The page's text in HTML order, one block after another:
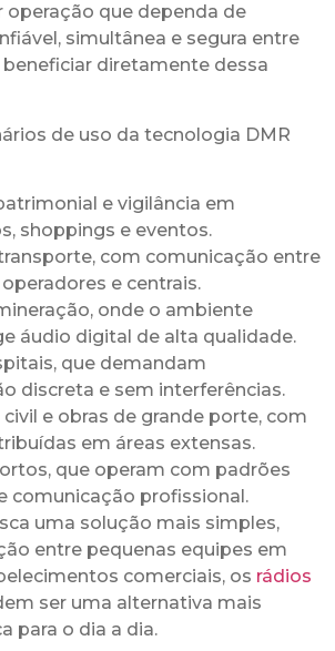
operação que dependa de
simultânea e segura entre
diretamente dessa
de uso da tecnologia DMR
e vigilância em
shoppings e eventos.
com comunicação entre
e centrais.
onde o ambiente
áudio digital de alta qualidade.
que demandam
discreta e sem interferências.
e obras de grande porte, com
em áreas extensas.
que operam com padrões
comunicação profissional.
uma solução mais simples,
entre pequenas equipes em
comerciais, os rádios
ser uma alternativa mais
para o dia a dia.